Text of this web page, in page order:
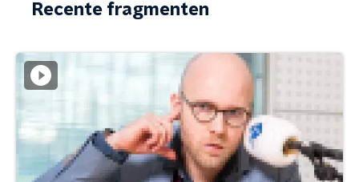
Recente fragmenten